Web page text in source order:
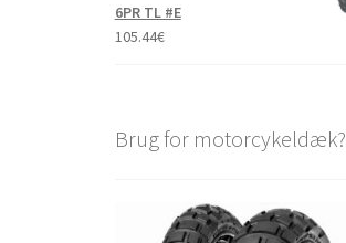
6PR TL #E
105.44€
Brug for motorcykeldæk?